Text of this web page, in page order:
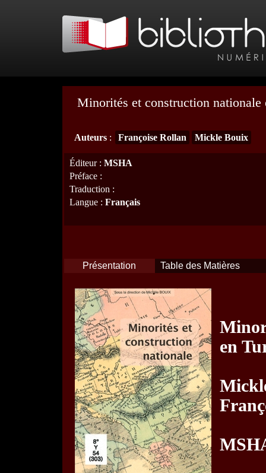
Minorités et construction nationale
Auteurs : Françoise Rollan Mickle Bouix
Éditeur: MSHA
Préface :
Traduction :
Langue : Français
Présentation Table des Matières
en